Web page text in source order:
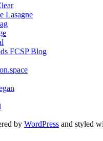
Lasagne
FCSP Blog
by WordPress and styled